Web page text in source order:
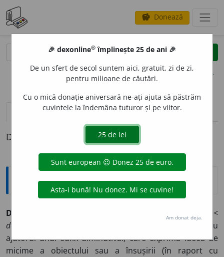
savings Donează
clear
opțiuni
definiții (1) pronunțievolume_up (4)
Definiția cu ID-ul 915455:
Jargon
DIMINUT
deminutivus <
deminutus < deminuere
„micșora”): cuvânt derivat cu
ajutorul unui sufix diminutival, care exprimă ideea de
micime a obiectului sau a însușirii (în raport cu
🎉 dexonline® împlinește 25 de ani 🎉
De un sfert de secol suntem aici, gratuit, zi de zi,
pentru milioane de căutări.
Cu o mică donație aniversară ne-ați ajuta să păstrăm
cuvintele la îndemâna tuturor și pe viitor.
Am donat deja.